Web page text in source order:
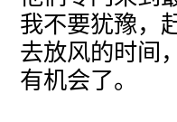
我不要犹豫，
去放风的时间
有机会了。